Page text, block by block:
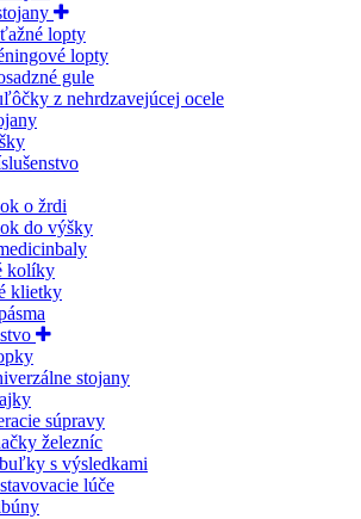
lopty
lopty
gule
z nehrdzavejúcej ocele
o žrdi
do výšky
kolíky
klietky
stojany
súpravy
železníc
s výsledkami
lúče